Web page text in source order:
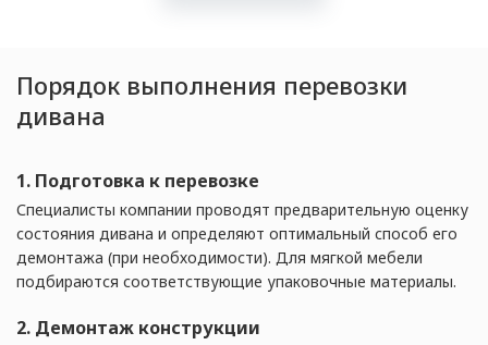
Порядок выполнения перевозки
дивана
1. Подготовка к перевозке
Специалисты компании проводят предварительную оценку
состояния дивана и определяют оптимальный способ его
демонтажа (при необходимости). Для мягкой мебели
подбираются соответствующие упаковочные материалы.
2. Демонтаж конструкции